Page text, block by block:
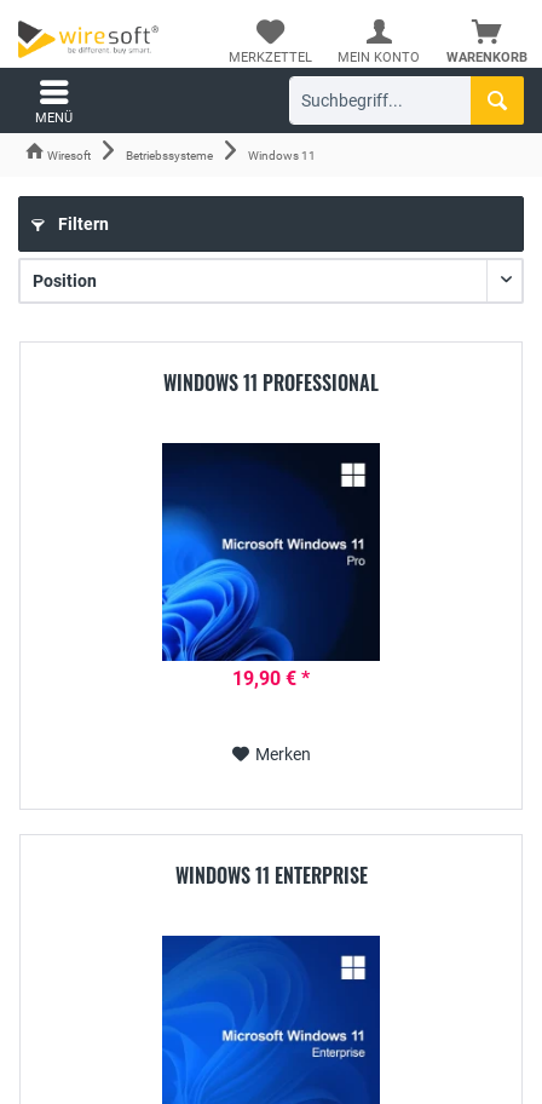
WARENKORB
MERKZETTEL MEIN KONTO
MENÜ
Wiresoft Betriebssysteme Windows 11
Filtern
WINDOWS 11 PROFESSIONAL
19,90 € *
Merken
WINDOWS 11 ENTERPRISE